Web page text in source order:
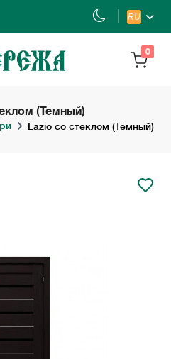
RU
0
(Темный)
Lazio со стеклом (Темный)